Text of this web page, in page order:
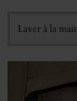
Laver à la